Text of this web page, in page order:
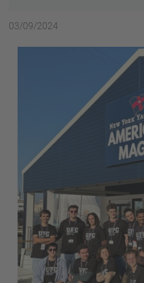
03/09/2024